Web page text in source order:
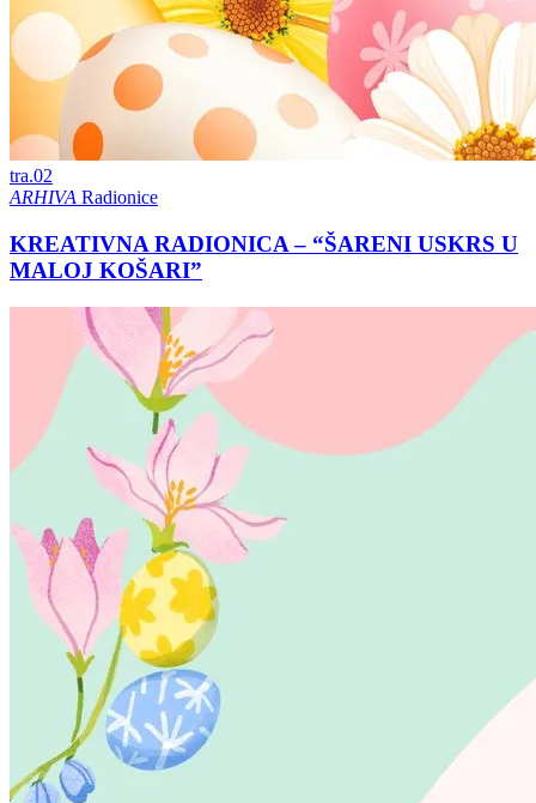
tra.02
ARHIVA Radionice
KREATIVNA RADIONICA – “ŠARENI USKRS U
MALOJ KOŠARI”